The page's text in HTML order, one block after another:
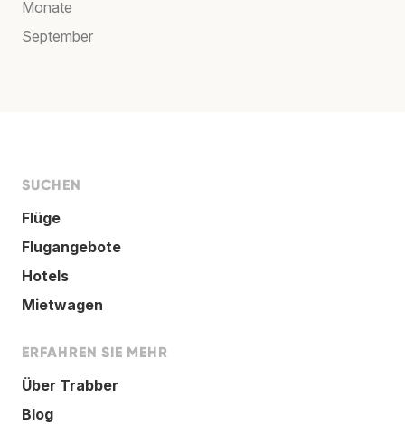
Monate
September
SUCHEN
Flüge
Flugangebote
Hotels
Mietwagen
ERFAHREN SIE MEHR
Über Trabber
Blog